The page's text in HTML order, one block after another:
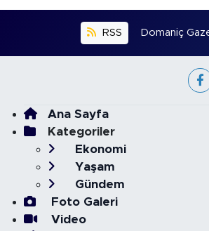
RSS Domaniç
Ana Sayfa
Kategoriler
Ekonomi
Yaşam
Gündem
Foto Galeri
Video